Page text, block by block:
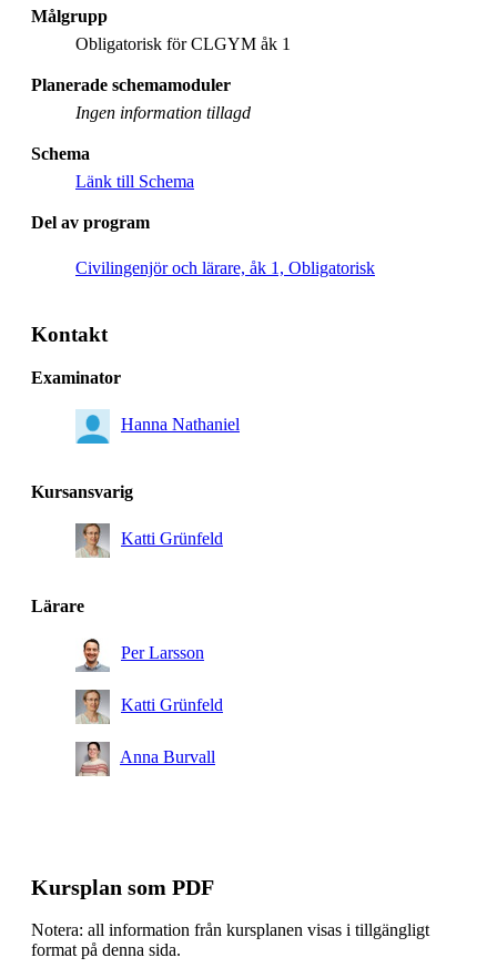
Målgrupp
Obligatorisk för CLGYM åk 1
Planerade schemamoduler
Ingen information tillagd
Schema
Länk till Schema
Del av program
Civilingenjör och lärare, åk 1, Obligatorisk
Kontakt
Examinator
Hanna Nathaniel
Kursansvarig
Katti Grünfeld
Lärare
Per Larsson
Katti Grünfeld
Anna Burvall
Kursplan som PDF
Notera: all information från kursplanen visas i tillgängligt
format på denna sida.